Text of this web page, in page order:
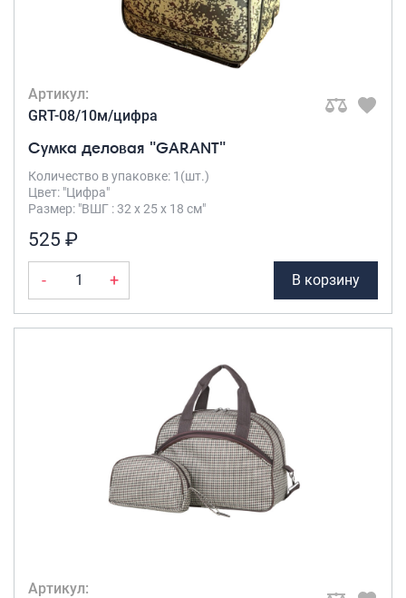
Артикул:
GRT-08/10м/цифра
Сумка деловая "GARANT"
Количество в упаковке: 1(шт.)
Цвет: "Цифра"
Размер: "ВШГ : 32 х 25 х 18 см"
525 ₽
- + В корзину
Артикул: